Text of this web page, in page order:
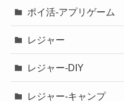
ポイ活-アプリゲーム
レジャー
レジャー-DIY
レジャー-キャンプ